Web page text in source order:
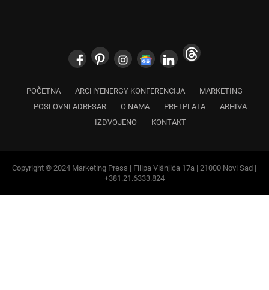
POSLOVNI ADRESAR
O NAMA PRETPLATA
IZDVOJENO
KONTAKT
+381.21.6333.824